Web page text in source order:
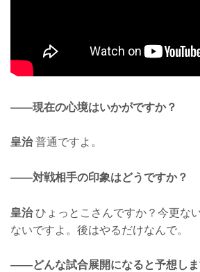
——現在の心境はいかがですか？
皇治普通ですよ。
——対戦相手の印象はどうですか？
皇治ひょっとこさんですか？今更な
ないですよ。後はやるだけなんで。
——どんな試合展開になると予想しま